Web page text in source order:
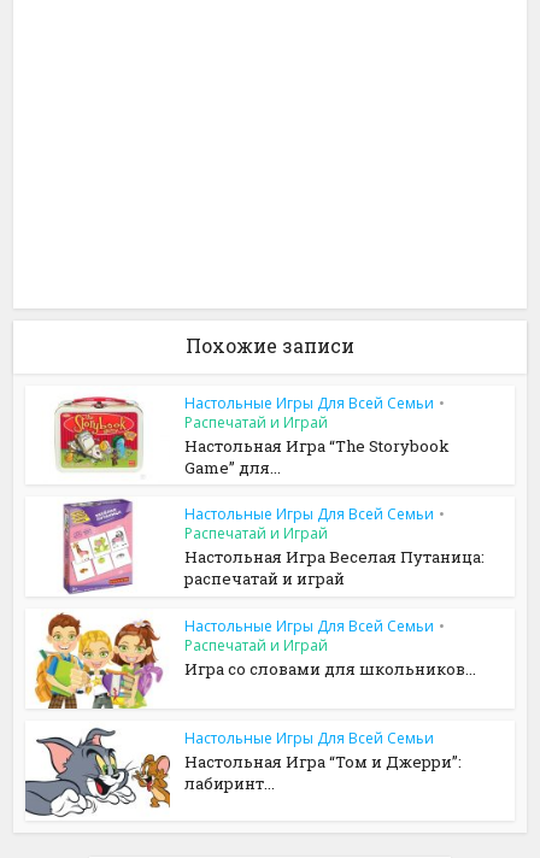
Похожие записи
Настольные Игры Для Всей Семьи •
Распечатай и Играй
Настольная Игра “The Storybook
Game” для...
Настольные Игры Для Всей Семьи •
Распечатай и Играй
Настольная Игра Веселая Путаница:
распечатай и играй
Настольные Игры Для Всей Семьи •
Распечатай и Играй
Игра со словами для школьников...
Настольные Игры Для Всей Семьи
Настольная Игра “Том и Джерри”:
лабиринт...